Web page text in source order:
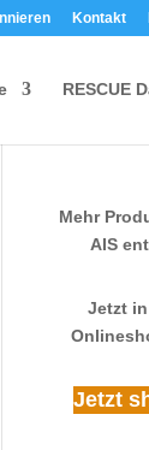
Kontakt
RESCUE
Mehr
AIS
Jetzt
Jetzt